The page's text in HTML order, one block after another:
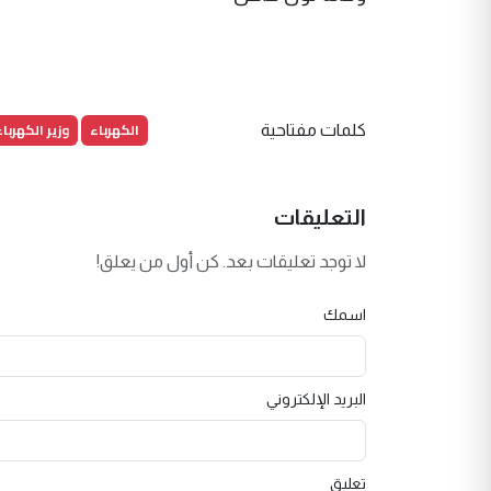
كلمات مفتاحية الكهرباء وزير
التعليقات
لا توجد تعليقات بعد. كن أول من يعلق!
اسمك
البريد الإلكتروني
تعليق